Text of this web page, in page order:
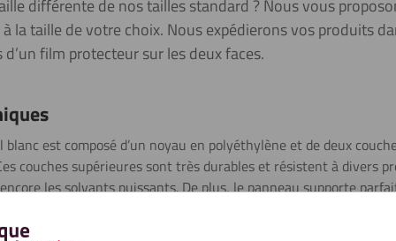
différente de nos tailles standard ? Nous vous
la taille de votre choix. Nous expédierons vos produits
film protecteur sur les deux faces.
est composé d’un noyau en polyéthylène et de deux
couches supérieures sont très durables et résistent à divers
les solvants puissants. De plus, le panneau supporte
à des températures de -50°C à +80°C. Ce n’est que
se dilate de 2,4 millimètres par mètre linéaire.